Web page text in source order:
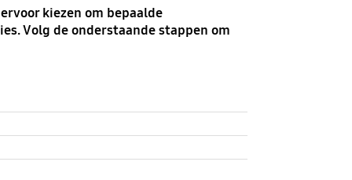
kiezen om bepaalde
Volg de onderstaande stappen om